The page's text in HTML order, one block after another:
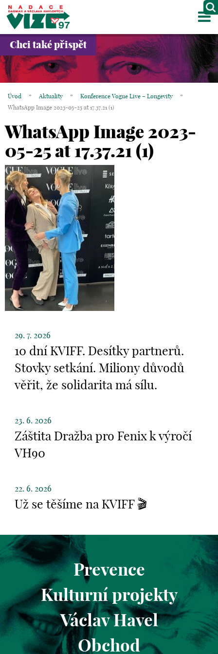
O NÁS
PROJEKTY
GALERIE
KONTAKTY
OBCHOD
KOŠÍK
EN
Chci také přispět
Úvod * Aktuality * Konference Vogue Live – Longevity
*
WhatsApp Image 2023-05-25 at 17.37.21 (1)
WhatsApp Image 2023-
05-25 at 17.37.21 (1)
29. 7. 2026
10 dní KVIFF. Desítky partnerů.
Stovky setkání. Miliony důvodů
věřit, že solidarita má sílu.
23. 6. 2026
Záštita Dražba pro Fenix k výročí
VH90
22. 6. 2026
Už se těšíme na KVIFF 🎬
Prevence
Kulturní projekty
Václav Havel
Obchod